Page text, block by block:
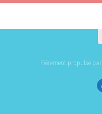
Fièrement propulsé par